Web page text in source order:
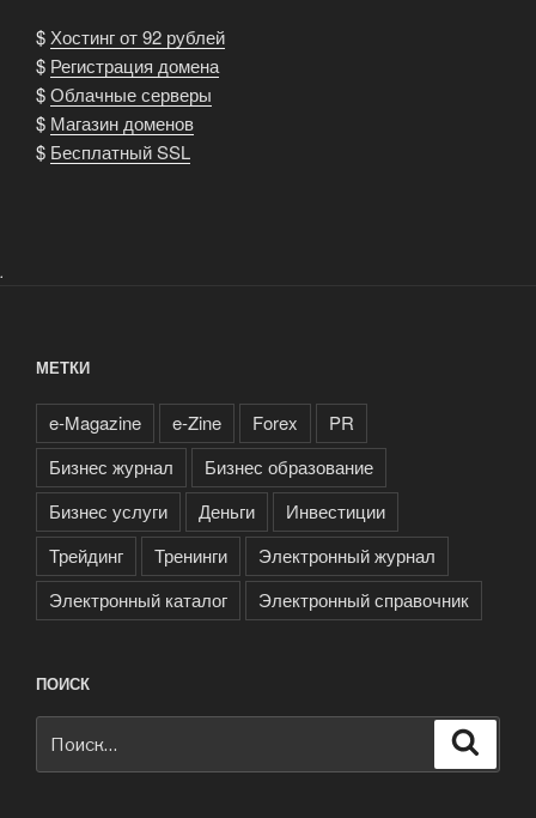
$ Хостинг от 92 рублей
$ Регистрация домена
$Облачные серверы
$ Магазин доменов
$ Бесплатный SSL
.
МЕТКИ
e-Magazine e-Zine Forex
PR
Бизнес журнал
Бизнес образование
Бизнес услуги
Деньги
Инвестиции
Трейдинг
Тренинги
Электронный журнал
Электронный каталог
Электронный справочник
ПОИСК